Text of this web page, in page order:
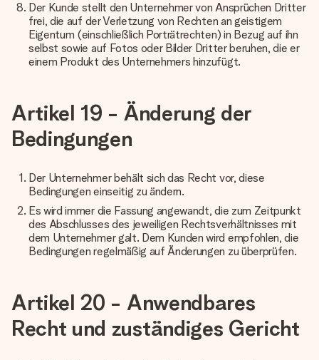
Der Kunde stellt den Unternehmer von Ansprüchen Dritter
frei, die auf der Verletzung von Rechten an geistigem
Eigentum (einschließlich Porträtrechten) in Bezug auf ihn
selbst sowie auf Fotos oder Bilder Dritter beruhen, die er
einem Produkt des Unternehmers hinzufügt.
Artikel 19 - Änderung der
Bedingungen
Der Unternehmer behält sich das Recht vor, diese
Bedingungen einseitig zu ändern.
Es wird immer die Fassung angewandt, die zum Zeitpunkt
des Abschlusses des jeweiligen Rechtsverhältnisses mit
dem Unternehmer galt. Dem Kunden wird empfohlen, die
Bedingungen regelmäßig auf Änderungen zu überprüfen.
Artikel 20 - Anwendbares
Recht und zuständiges Gericht